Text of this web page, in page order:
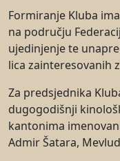
Formiranje Kluba
na području
ujedinjenje te
lica zainteresovanih
Za predsjednika
dugogodišnji
kantonima
Admir Šatara,